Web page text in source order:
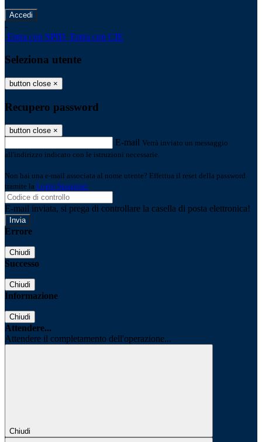
-
Entra con SPID Entra con CIE
Seleziona utente
button close ×
Recupero password
button close ×
E-mail Verrà inviato un messaggio
all'indirizzo indicato con le istruzioni necessarie.
Non hai una e-mail associata al nome utente? Effettua il reset della password
tramite la Login Spaggiari
E-mail inviata, si prega di controllare la casella di posta elettronica!
Errore
Chiudi
Successo
Chiudi
Informazione
Chiudi
Attendere...
Attendere il completamento dell'operazione...
Chiudi